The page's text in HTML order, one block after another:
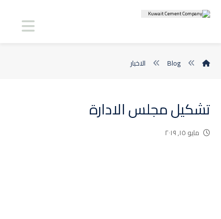
Blog الاخبار
تشكيل مجلس الادارة
مايو ١٥, ٢٠١٩